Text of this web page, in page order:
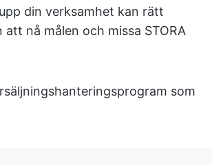
din verksamhet kan rätt
nå målen och missa STORA
som